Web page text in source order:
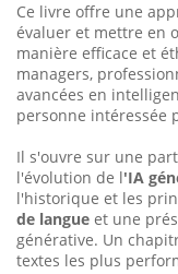
Ce livre offre une
évaluer et mettre en
manière efficace et
managers,
avancées en
personne intéressée
Il s'ouvre sur une
l'évolution de l'IA
l'historique et les
de langue et une
générative. Un
textes les plus